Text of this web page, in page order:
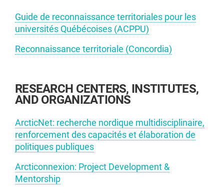
Guide de reconnaissance territoriales pour les
universités Québécoises (ACPPU)
Reconnaissance territoriale (Concordia)
RESEARCH CENTERS, INSTITUTES,
AND ORGANIZATIONS
ArcticNet: recherche nordique multidisciplinaire,
renforcement des capacités et élaboration de
politiques publiques
Arcticonnexion: Project Development &
Mentorship